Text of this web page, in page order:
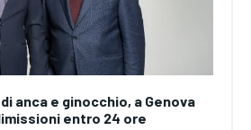
anca e ginocchio, a Genova
entro 24 ore